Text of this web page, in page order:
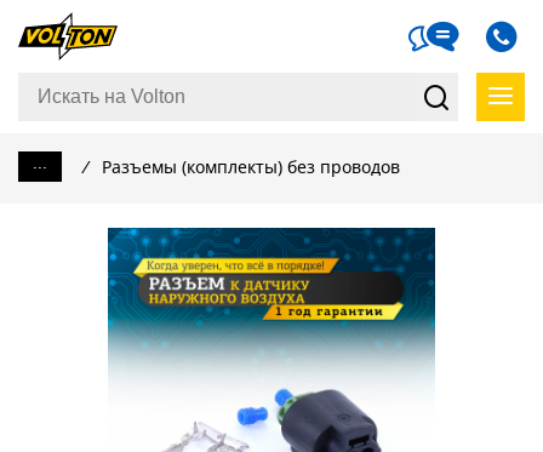
... / Разъемы (комплекты) без проводов